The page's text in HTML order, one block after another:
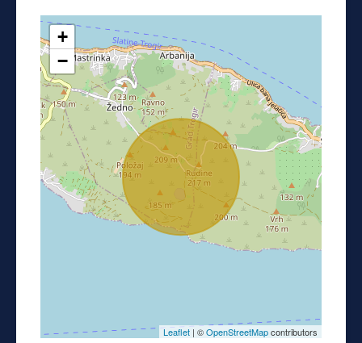
+
−
Leaflet | ©OpenStreetMapcontributors